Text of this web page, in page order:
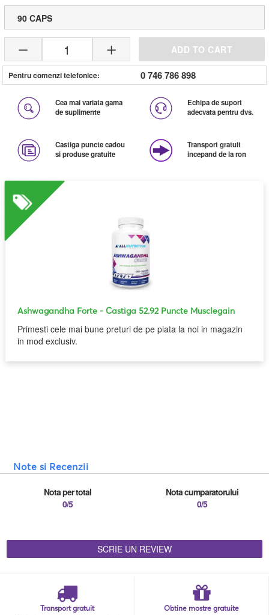
90 CAPS
1 ADD TO CART
Pentru comenzi telefonice: 0 746 786 898
Cea mai variata gama
de suplimente
Echipa de suport
adecvata pentru dvs.
Castiga puncte cadou
si produse gratuite
Transport gratuit
incepand de la ron
Ashwagandha Forte- Castiga 52.92 Puncte Musclegain
Primesti cele mai bune preturi de pe piata la noi in magazin
in mod exclusiv.
Note si Recenzii
Nota per total
0/5
Nota cumparatorului
0/5
SCRIE UN REVIEW
Transport gratuit Obtine mostre gratuite